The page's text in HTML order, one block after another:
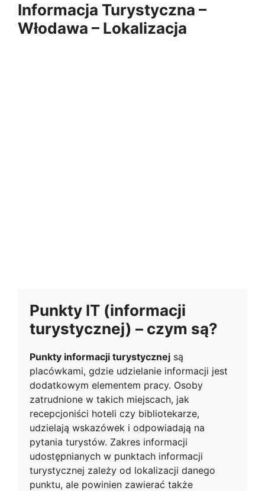
Informacja Turystyczna –
Włodawa – Lokalizacja
Punkty IT (informacji
turystycznej) – czym są?
Punkty informacji turystycznej są
placówkami, gdzie udzielanie informacji jest
dodatkowym elementem pracy. Osoby
zatrudnione w takich miejscach, jak
recepcjoniści hoteli czy bibliotekarze,
udzielają wskazówek i odpowiadają na
pytania turystów. Zakres informacji
udostępnianych w punktach informacji
turystycznej zależy od lokalizacji danego
punktu, ale powinien zawierać także